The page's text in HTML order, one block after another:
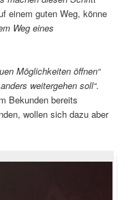
einem guten Weg, könne
Weg eines
Möglichkeiten öffnen“
weitergehen soll“.
Bekunden bereits
wollen sich dazu aber